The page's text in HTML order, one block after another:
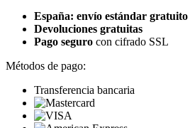
España: envío estándar gratuito
Devoluciones gratuitas
Pago seguro con cifrado SSL
Métodos de pago:
Transferencia bancaria